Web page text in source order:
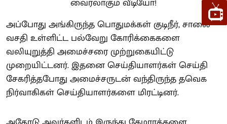
அப்போது அங்கிருந்த பொதுமக்கள் குடிநீர், சாலை
வசதி உள்ளிட்ட பல்வேறு கோரிக்கைகளை
வலியுறுத்தி அமைச்சரை முற்றுகையிட்டு
முறையிட்டனர். இதனை செய்தியாளர்கள் செய்தி
சேகரித்தபோது அமைச்சருடன் வந்திருந்த தவெக
நிர்வாகிகள் செய்தியாளர்களை மிரட்டினர்.